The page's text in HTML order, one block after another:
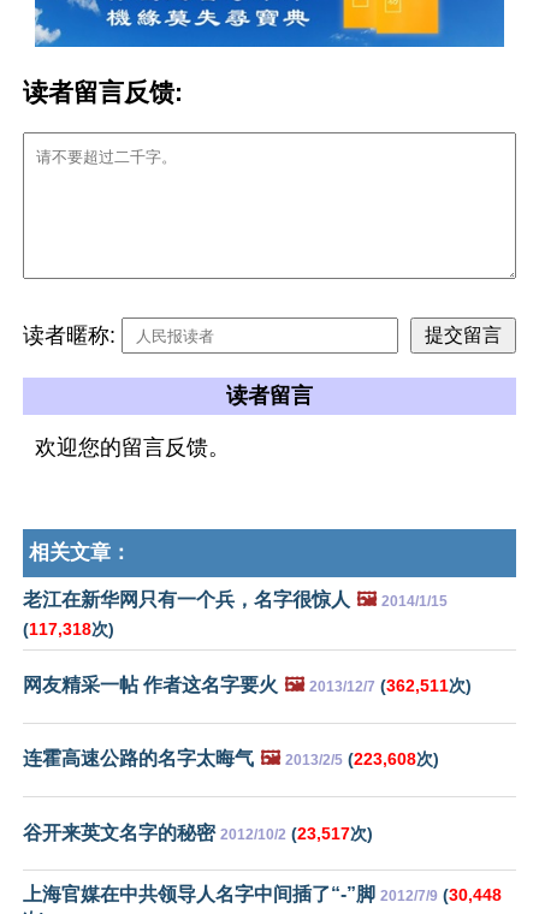
读者留言反馈:
读者暱称:
读者留言
欢迎您的留言反馈。
相关文章：
老江在新华网只有一个兵，名字很惊人 🖼️ 2014/1/15
(117,318次)
网友精采一帖 作者这名字要火 🖼️ 2013/12/7 (362,511次)
连霍高速公路的名字太晦气 🖼️ 2013/2/5 (223,608次)
谷开来英文名字的秘密 2012/10/2 (23,517次)
上海官媒在中共领导人名字中间插了“-”脚 2012/7/9 (30,448